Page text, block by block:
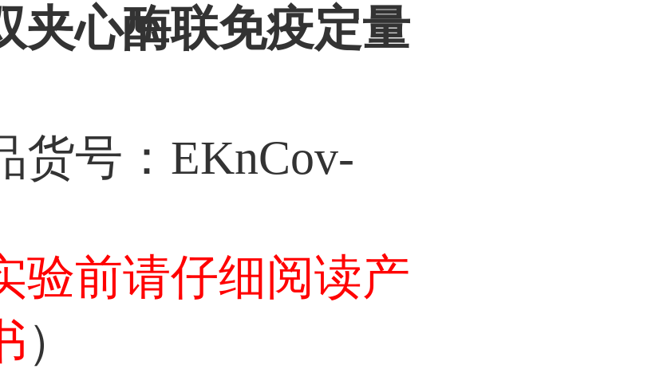
夹心酶联免疫定量
货号：EKnCov-
验前请仔细阅读产
）